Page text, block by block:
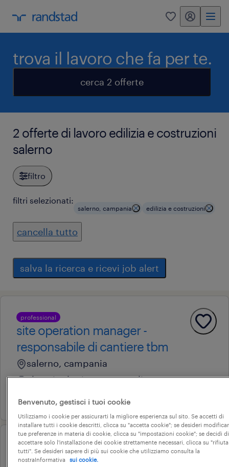
0 my randstad
trova il lavoro che fa per te.
cerca 2 offerte
2 offerte di lavoro edilizia e costruzioni
salerno
filtro
filtri selezionati:
salerno, campania edilizia e costruzioni
cancella tutto
salva la ricerca e ricevi job alert
professional
site operation manager -
responsabile di cantiere tbm
salerno, campania
altre tipologie contrattuali
17 luglio 2026
operational
manovale
Benvenuto, gestisci i tuoi cookie
Utilizziamo i cookie per assicurarti la migliore esperienza sul sito. Se accetti di
installare tutti i cookie descritti, clicca su "accetta cookie"; se desideri
tue preferenze in materia di cookie, clicca su "impostazioni cookie"; se decidi di
accettare solo l'installazione dei cookie strettamente necessari, clicca su "rifiuta
tutti". Se desideri sapere di più sui cookie che utilizziamo consulta la
nostraInformativa
sui cookie.